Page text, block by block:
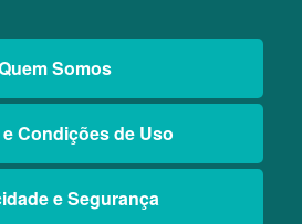
Somos
Condições de Uso
e Segurança